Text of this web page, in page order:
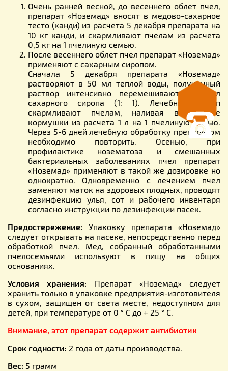
Очень ранней весной, до весеннего облет пчел,
препарат «Ноземад» вносят в медово-сахарное
тесто (канди) из расчета 5 декабря препарата на
10 кг канди, и скармливают пчелам из расчета
0,5 кг на 1 пчелиную семью.
После весеннего облет пчел препарат «Ноземад»
применяют с сахарным сиропом.
Сначала 5 декабря препарата «Ноземад»
растворяют в 50 мл теплой воды, полученный
раствор интенсивно перемешивают с 20 л
сахарного сиропа (1: 1). Лечебный сироп
скармливают пчелам, наливая в верхние
кормушки из расчета 1 л на 1 пчелиную семью.
Через 5-6 дней лечебную обработку препаратом
необходимо повторить. Осенью, при
профилактике нозематоза и смешанных
бактериальных заболеваниях пчел препарат
«Ноземад» применяют в такой же дозировке но
однократно. Одновременно с лечением пчел
заменяют маток на здоровых плодных, проводят
дезинфекцию улья, сот и рабочего инвентаря
согласно инструкции по дезинфекции пасек.
Предостережение: Упаковку препарата «Ноземад»
следует открывать на пасеке, непосредственно перед
обработкой пчел. Мед, собранный обработанными
пчелосемьями используют в пищу на общих
основаниях.
Условия хранения: Препарат «Ноземад» следует
хранить только в упаковке предприятия-изготовителя
в сухом, защищен от света месте, недоступном для
детей, при температуре от 0 ° С до + 25 ° С.
Внимание, этот препарат содержит антибиотик
Срок годности: 2 года от даты производства.
Вес: 5 грамм